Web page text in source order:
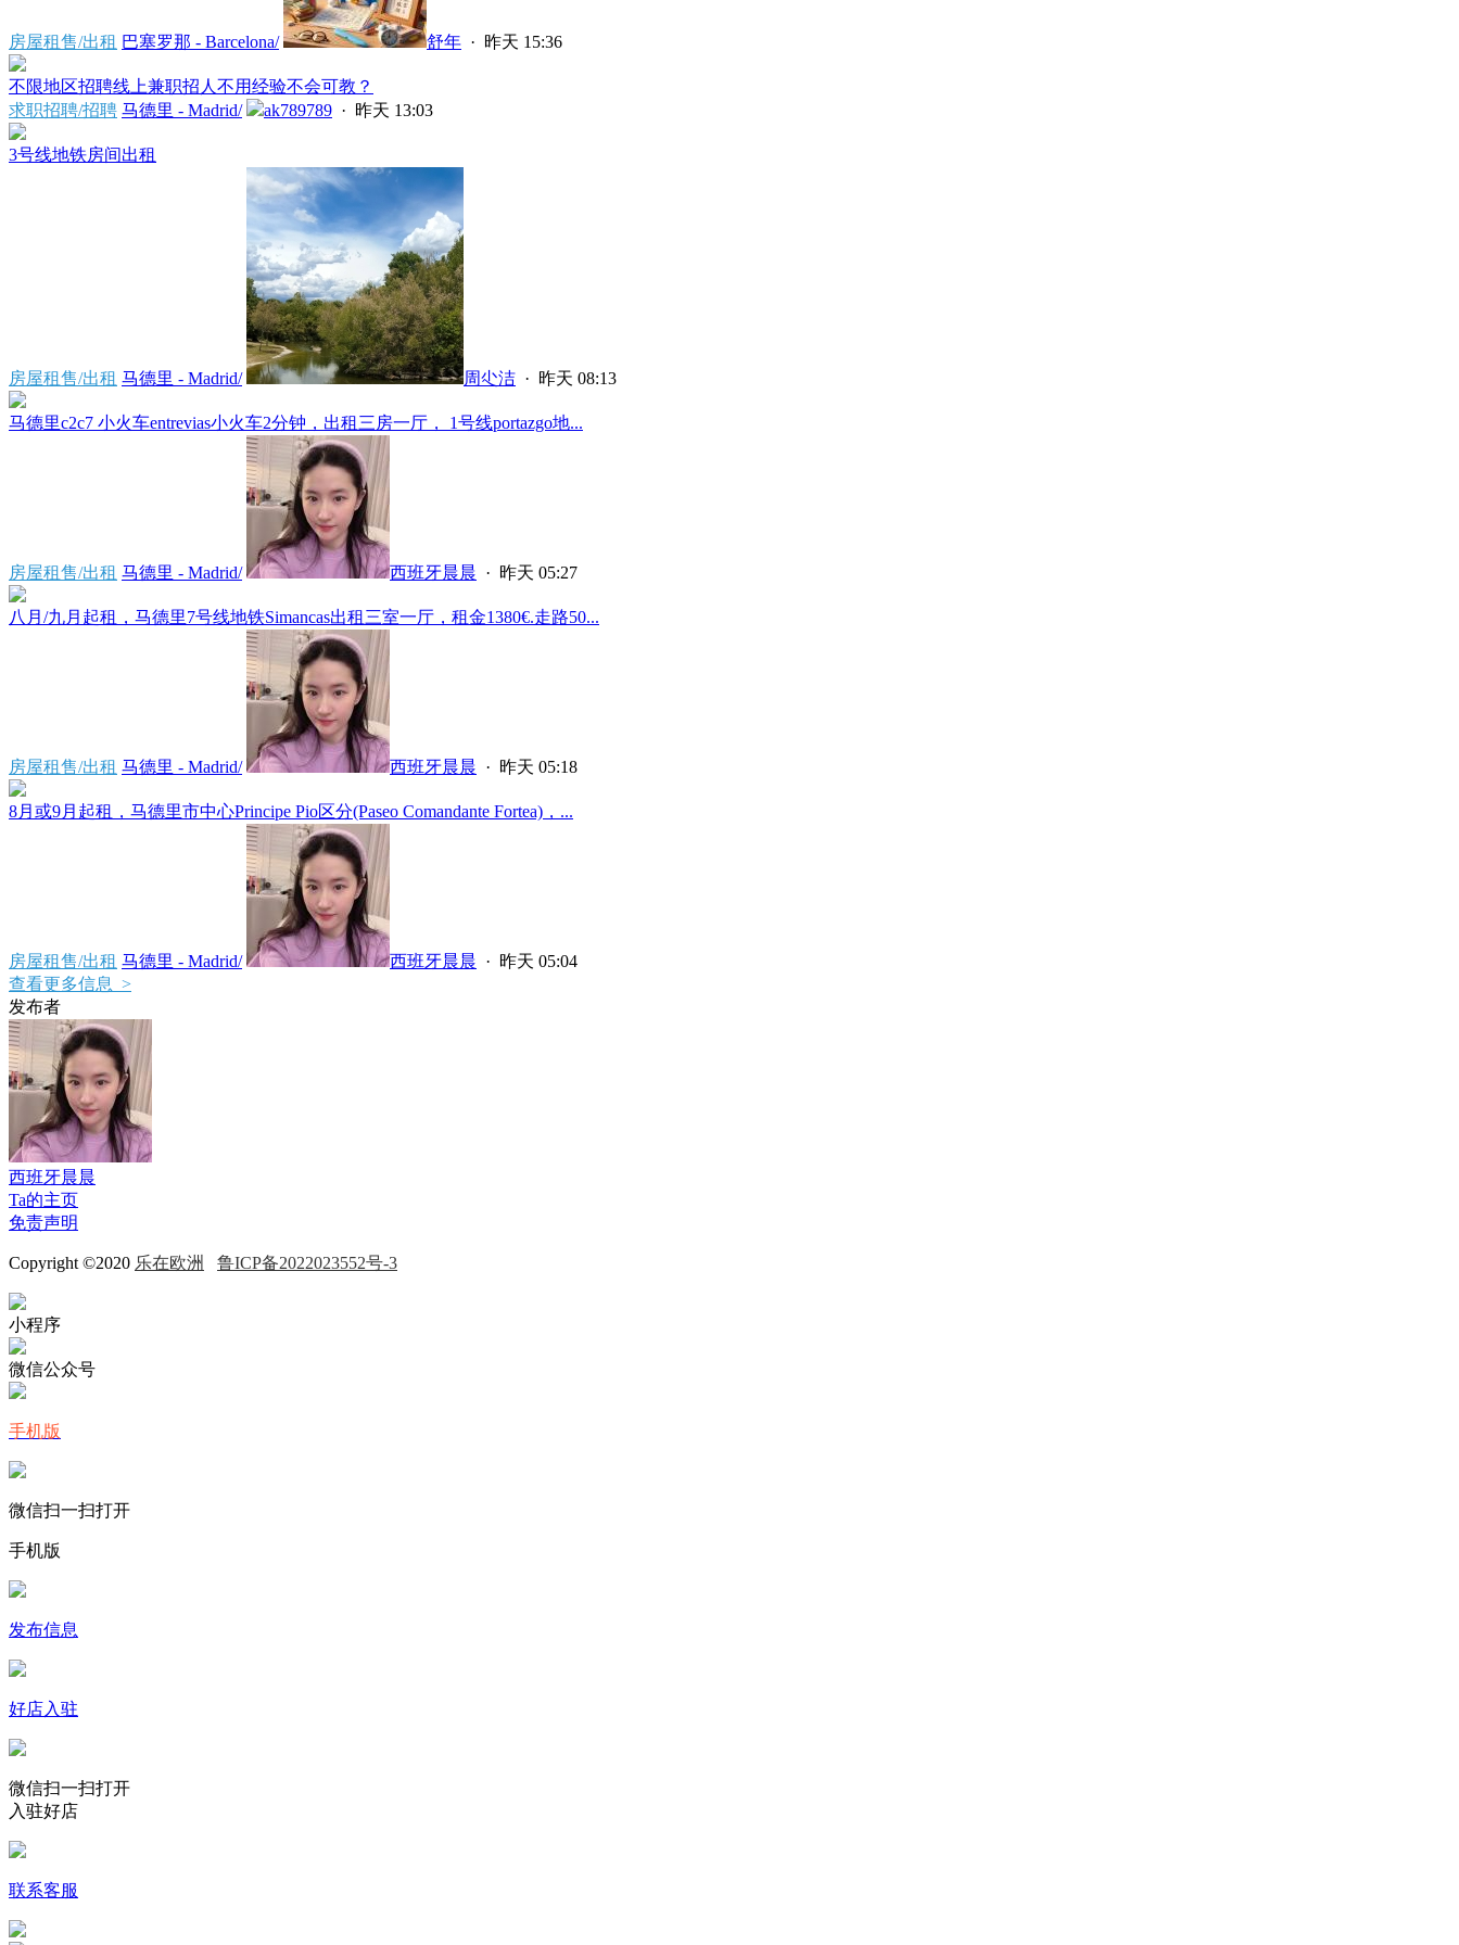
房屋租售/出租 巴塞罗那 - Barcelona/ 舒年 · 昨天 15:36
不限地区招聘线上兼职招人不用经验不会可教？
求职招聘/招聘 马德里 - Madrid/ ak789789 · 昨天 13:03
3号线地铁房间出租
房屋租售/出租 马德里 - Madrid/ 周尐洁 · 昨天 08:13
马德里c2c7 小火车entrevias小火车2分钟，出租三房一厅， 1号线portazgo地...
房屋租售/出租 马德里 - Madrid/ 西班牙晨晨 · 昨天 05:27
八月/九月起租，马德里7号线地铁Simancas出租三室一厅，租金1380€.走路50...
房屋租售/出租 马德里 - Madrid/ 西班牙晨晨 · 昨天 05:18
8月或9月起租，马德里市中心Principe Pio区分(Paseo Comandante Fortea)，...
房屋租售/出租 马德里 - Madrid/ 西班牙晨晨 · 昨天 05:04
查看更多信息 >
发布者
西班牙晨晨
Ta的主页
免责声明
Copyright ©2020 乐在欧洲 鲁ICP备2022023552号-3
小程序
微信公众号
手机版
微信扫一扫打开
手机版
发布信息
好店入驻
微信扫一扫打开
入驻好店
联系客服